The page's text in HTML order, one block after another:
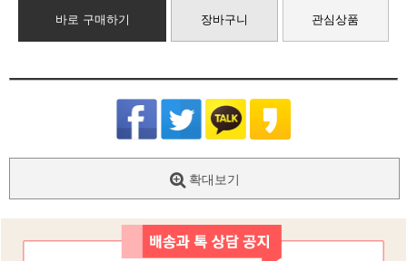
바로 구매하기 장바구니 관심상품
확대보기